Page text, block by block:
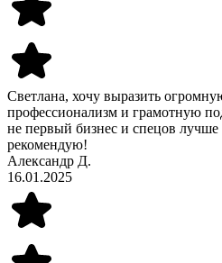
Светлана, хочу выразить
профессионализм и грамотную
не первый бизнес и спецов
рекомендую!
Александр Д.
16.01.2025